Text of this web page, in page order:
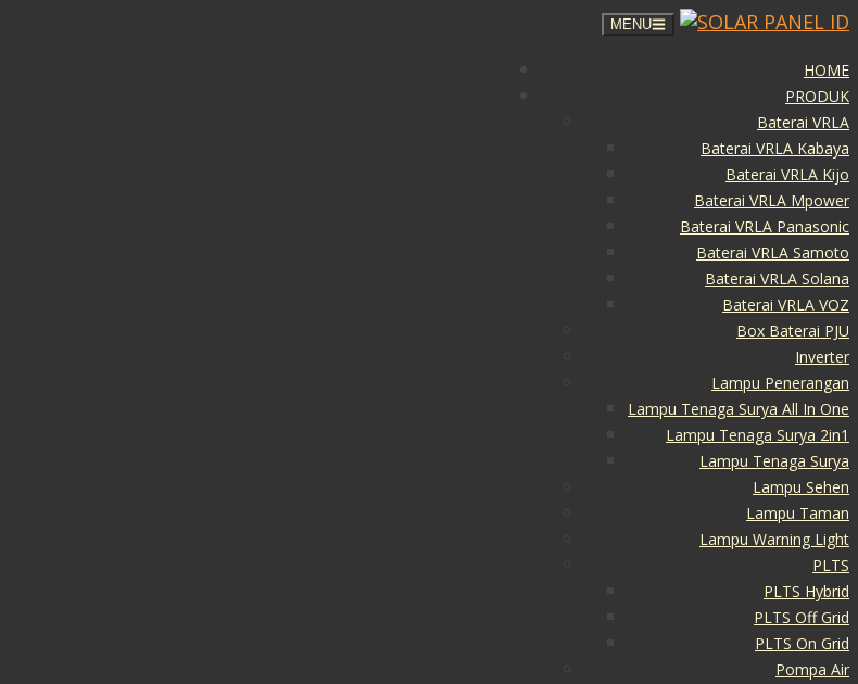
MENU
HOME
PRODUK
Baterai VRLA
Baterai VRLA Kabaya
Baterai VRLA Kijo
Baterai VRLA Mpower
Baterai VRLA Panasonic
Baterai VRLA Samoto
Baterai VRLA Solana
Baterai VRLA VOZ
Box Baterai PJU
Inverter
Lampu Penerangan
Lampu Tenaga Surya All In One
Lampu Tenaga Surya 2in1
Lampu Tenaga Surya
Lampu Sehen
Lampu Taman
Lampu Warning Light
PLTS
PLTS Hybrid
PLTS Off Grid
PLTS On Grid
Pompa Air